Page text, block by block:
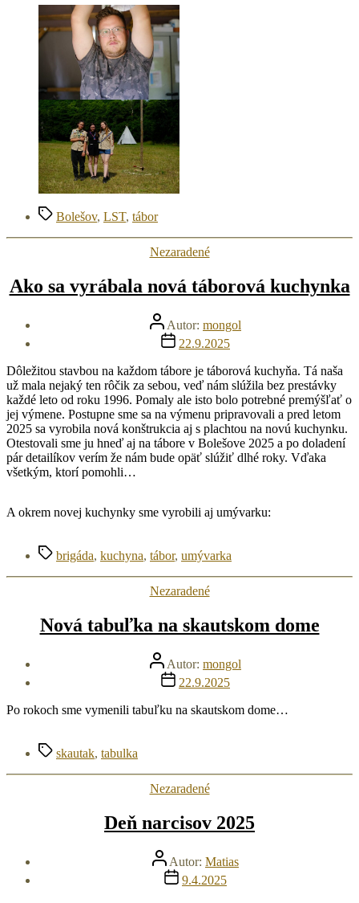
ZnačkyBolešov, LST, tábor
Kategórie
Nezaradené
Ako sa vyrábala nová táborová kuchynka
Autor
článku
Autor: mongol
Dátum
článku
22.9.2025
Dôležitou stavbou na každom tábore je táborová kuchyňa. Tá naša
už mala nejaký ten rôčik za sebou, veď nám slúžila bez prestávky
každé leto od roku 1996. Pomaly ale isto bolo potrebné premýšľať o
jej výmene. Postupne sme sa na výmenu pripravovali a pred letom
2025 sa vyrobila nová konštrukcia aj s plachtou na novú kuchynku.
Otestovali sme ju hneď aj na tábore v Bolešove 2025 a po doladení
pár detailíkov verím že nám bude opäť slúžiť dlhé roky. Vďaka
všetkým, ktorí pomohli…
A okrem novej kuchynky sme vyrobili aj umývarku:
Značkybrigáda, kuchyna, tábor, umývarka
Kategórie
Nezaradené
Nová tabuľka na skautskom dome
Autor
článku
Autor: mongol
Dátum
článku
22.9.2025
Po rokoch sme vymenili tabuľku na skautskom dome…
Značkyskautak, tabulka
Kategórie
Nezaradené
Deň narcisov 2025
Autor
článku
Autor: Matias
Dátum
článku
9.4.2025